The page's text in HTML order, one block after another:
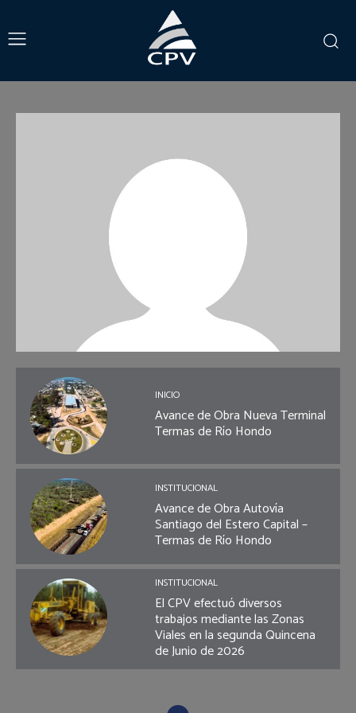
INICIO
Avance de Obra Nueva Terminal
Termas de Río Hondo
INSTITUCIONAL
Avance de Obra Autovía
Santiago del Estero Capital –
Termas de Río Hondo
INSTITUCIONAL
El CPV efectuó diversos
trabajos mediante las Zonas
Viales en la segunda Quincena
de Junio de 2026